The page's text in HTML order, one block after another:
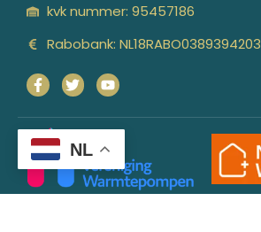
kvk nummer: 95457186
Rabobank: NL18RABO0389394203
NL